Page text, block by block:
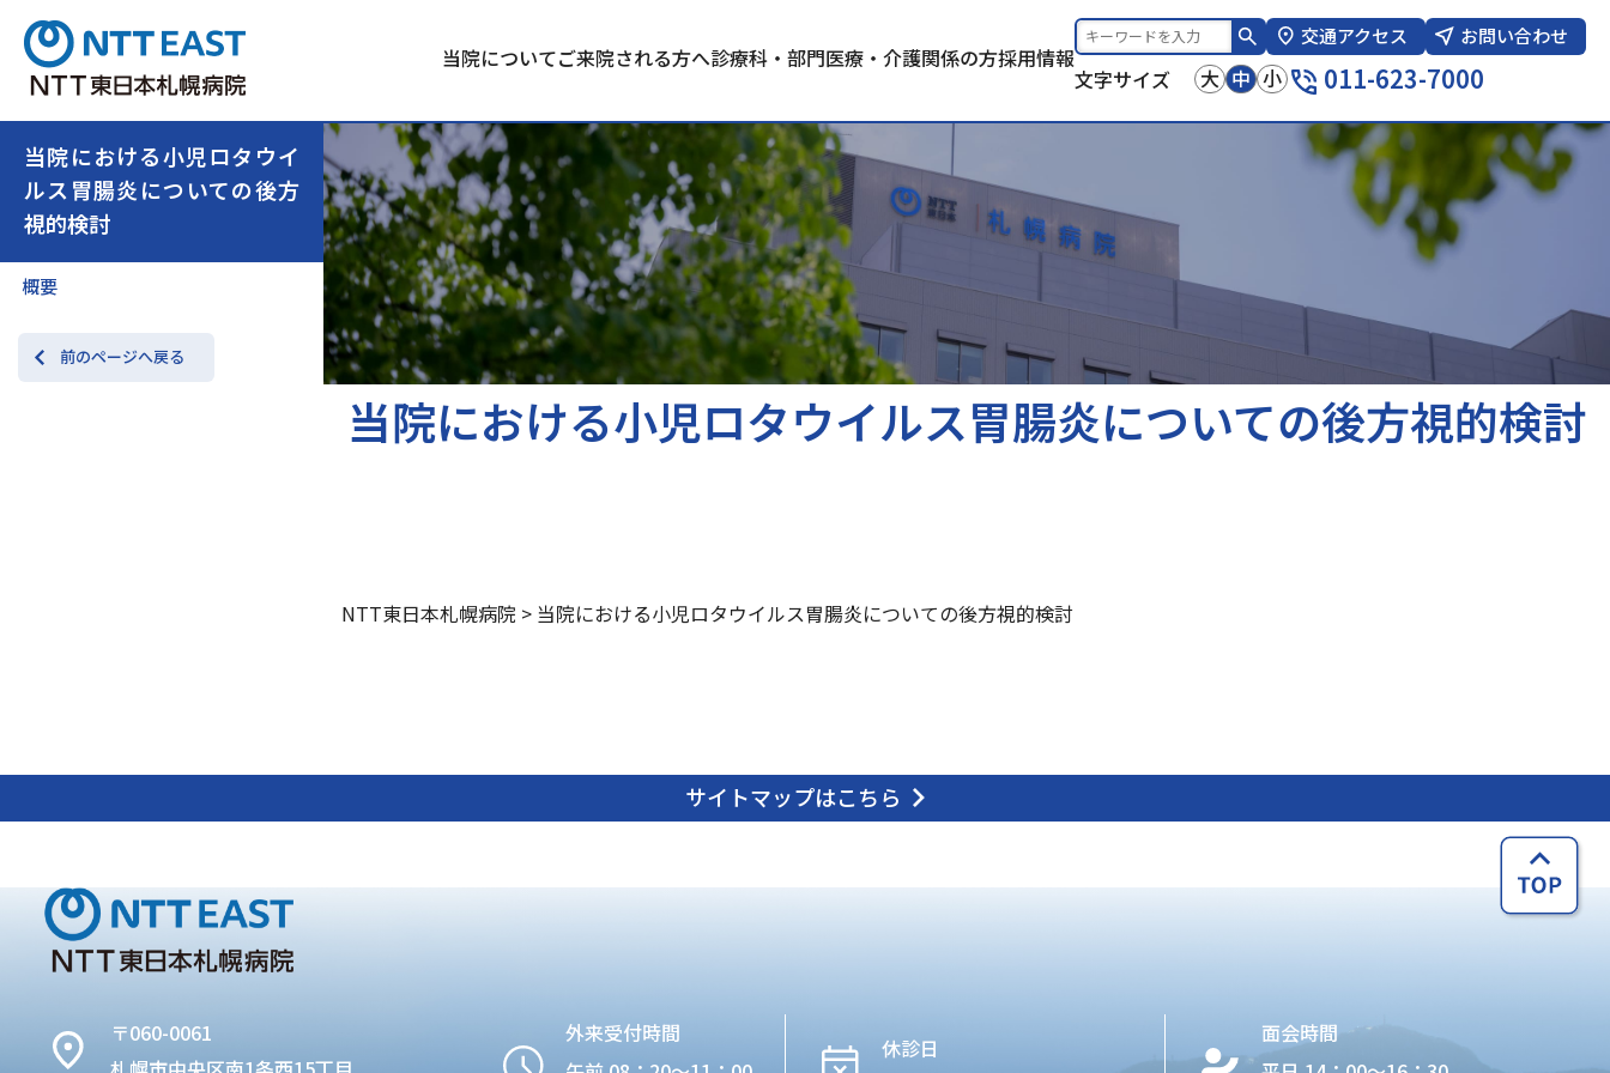
当院についてご来院される方へ診療科・部門医療・介護関係の方採用情報
交通アクセス お問い合わせ
文字サイズ 大 中 小 011-623-7000
当院における小児ロタウイ
ルス胃腸炎についての後方
視的検討
概要
前のページへ戻る
当院における小児ロタウイルス胃腸炎についての後方視的検討
NTT東日本札幌病院 > 当院における小児ロタウイルス胃腸炎についての後方視的検討
サイトマップはこちら
〒060-0061
外来受付時間
休診日
面会時間